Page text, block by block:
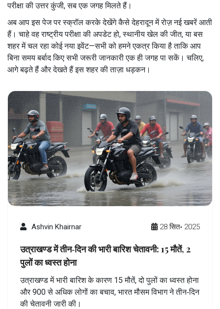
परीक्षा की उत्तर कुंजी, सब एक जगह मिलते हैं।
अब आप इस पेज पर स्क्रॉल करके देखेंगे कैसे देहरादून में रोज़ नई खबरें आती
हैं। चाहे वह राष्ट्रीय परीक्षा की अपडेट हो, स्थानीय खेल की जीत, या बस
शहर में चल रहा कोई नया इवेंट—सभी को हमने एकत्र किया है ताकि आप
बिना समय बर्बाद किए सभी जरूरी जानकारी एक ही जगह पा सकें। चलिए,
आगे बढ़ते हैं और देखते हैं इस शहर की ताज़ा धड़कन।
Ashvin Khairnar 28 सित॰ 2025
उत्राखण्ड में तीन‑दिन की भारी बारिश चेतावनी: 15 मौतें, 2
पुलों का ध्वस्त होना
उत्राखण्ड में भारी बारिश के कारण 15 मौतें, दो पुलों का ध्वस्त होना
और 900 से अधिक लोगों का बचाव, भारत मौसम विभाग ने तीन‑दिन
की चेतावनी जारी की।